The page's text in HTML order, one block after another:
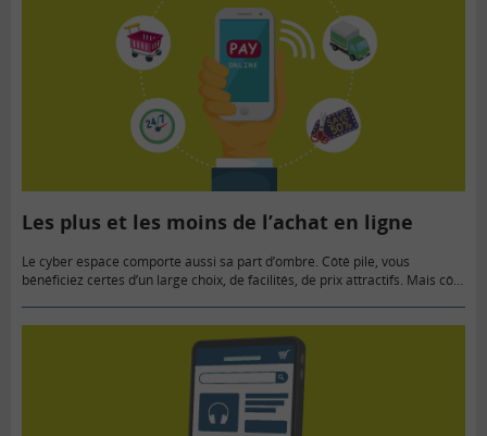
Les plus et les moins de l’achat en ligne
Le cyber espace comporte aussi sa part d’ombre. Côté pile, vous
bénéficiez certes d’un large choix, de facilités, de prix attractifs. Mais côté